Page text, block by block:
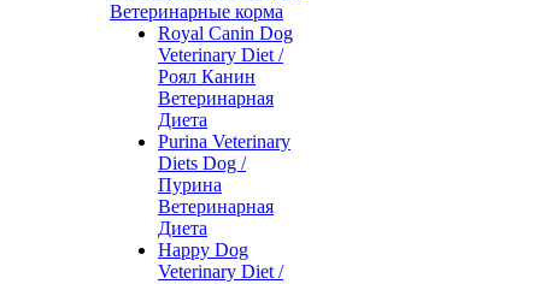
Ветеринарные корма
Royal Canin Dog
Veterinary Diet /
Роял Канин
Ветеринарная
Диета
Purina Veterinary
Diets Dog /
Пурина
Ветеринарная
Диета
Happy Dog
Veterinary Diet /